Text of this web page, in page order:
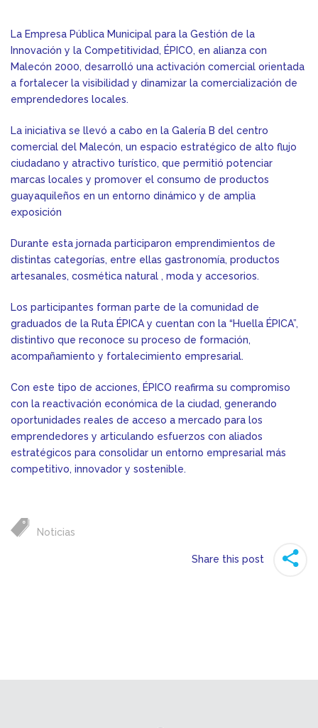
La Empresa Pública Municipal para la Gestión de la
Innovación y la Competitividad, ÉPICO, en alianza con
Malecón 2000, desarrolló una activación comercial orientada
a fortalecer la visibilidad y dinamizar la comercialización de
emprendedores locales.
La iniciativa se llevó a cabo en la Galería B del centro
comercial del Malecón, un espacio estratégico de alto flujo
ciudadano y atractivo turístico, que permitió potenciar
marcas locales y promover el consumo de productos
guayaquileños en un entorno dinámico y de amplia
exposición
Durante esta jornada participaron emprendimientos de
distintas categorías, entre ellas gastronomía, productos
artesanales, cosmética natural , moda y accesorios.
Los participantes forman parte de la comunidad de
graduados de la Ruta ÉPICA y cuentan con la “Huella ÉPICA”,
distintivo que reconoce su proceso de formación,
acompañamiento y fortalecimiento empresarial.
Con este tipo de acciones, ÉPICO reafirma su compromiso
con la reactivación económica de la ciudad, generando
oportunidades reales de acceso a mercado para los
emprendedores y articulando esfuerzos con aliados
estratégicos para consolidar un entorno empresarial más
competitivo, innovador y sostenible.
Noticias
Share this post